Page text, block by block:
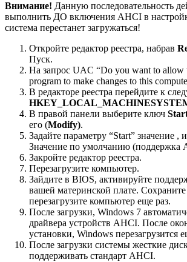
Внимание! Данную последовательность
выполнить ДО включения AHCI в
система перестанет загружаться!
Откройте редактор реестра, набрав
Пуск.
На запрос UAC “Do you want to
program to make changes to this
В редакторе реестра перейдите к
В правой панели выберите ключ
его (Modify).
Задайте параметру “Start” значение ,
Значение по умолчанию (поддержка
Закройте редактор реестра.
Перезагрузите компьютер.
Зайдите в BIOS, активируйте
вашей материнской плате.
перезагрузите компьютер еще раз.
После загрузки, Windows 7
драйвера устройств AHCI. После
установки, Windows перезагрузится
После загрузки системы жесткие
поддерживать стандарт AHCI.